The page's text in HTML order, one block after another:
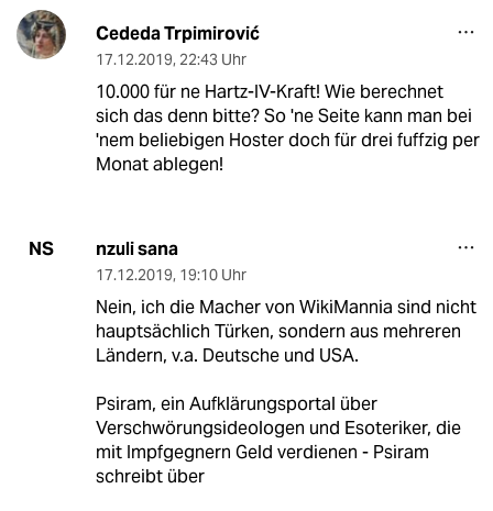
Cededa Trpimirović
17.12.2019, 22:43 Uhr
10.000 für ne Hartz-IV-Kraft! Wie berechnet
sich das denn bitte? So 'ne Seite kann man bei
'nem beliebigen Hoster doch für drei fuffzig per
Monat ablegen!
NS nzuli sana
17.12.2019, 19:10 Uhr
Nein, ich die Macher von WikiMannia sind nicht
hauptsächlich Türken, sondern aus mehreren
Ländern, v.a. Deutsche und USA.
Psiram, ein Aufklärungsportal über
Verschwörungsideologen und Esoteriker, die
mit Impfgegnern Geld verdienen - Psiram
schreibt über